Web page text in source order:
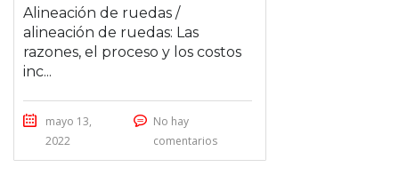
Alineación de ruedas /
alineación de ruedas: Las
razones, el proceso y los costos
inc...
mayo 13,
2022
No hay
comentarios